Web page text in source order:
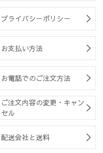
プライバシーポリシー
お支払い方法
お電話でのご注文方法
ご注文内容の変更・キャン
セル
配送会社と送料